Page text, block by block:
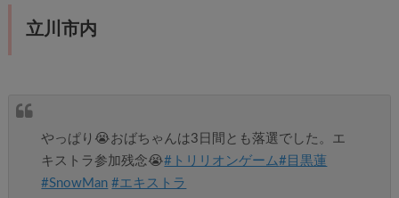
立川市内
やっぱり😭おばちゃんは3日間とも落選でした。エ
キストラ参加残念😭#トリリオンゲーム#目黒蓮
#SnowMan #エキストラ